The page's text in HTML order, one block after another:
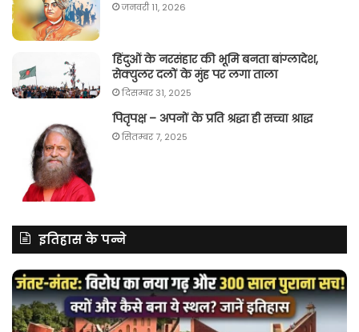
जनवरी 11, 2026
हिंदुओं के नरसंहार की भूमि बनता बांग्लादेश,
सेक्युलर दलों के मुंह पर लगा ताला
दिसम्बर 31, 2025
पितृपक्ष – अपनों के प्रति श्रद्धा ही सच्चा श्राद्ध
सितम्बर 7, 2025
इतिहास के पन्ने